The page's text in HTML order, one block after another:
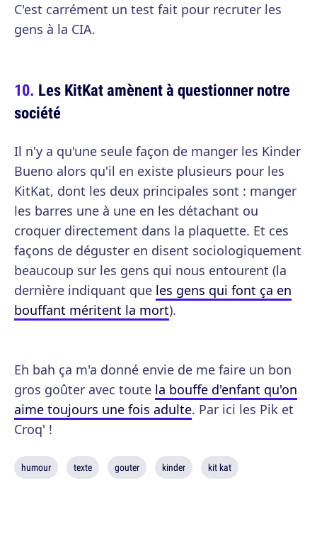
C'est carrément un test fait pour recruter les
gens à la CIA.
Les KitKat amènent à questionner notre
société
Il n'y a qu'une seule façon de manger les Kinder
Bueno alors qu'il en existe plusieurs pour les
KitKat, dont les deux principales sont : manger
les barres une à une en les détachant ou
croquer directement dans la plaquette. Et ces
façons de déguster en disent sociologiquement
beaucoup sur les gens qui nous entourent (la
dernière indiquant que les gens qui font ça en
bouffant méritent la mort).
Eh bah ça m'a donné envie de me faire un bon
gros goûter avec toute la bouffe d'enfant qu'on
aime toujours une fois adulte. Par ici les Pik et
Croq' !
humour texte gouter kinder kit kat